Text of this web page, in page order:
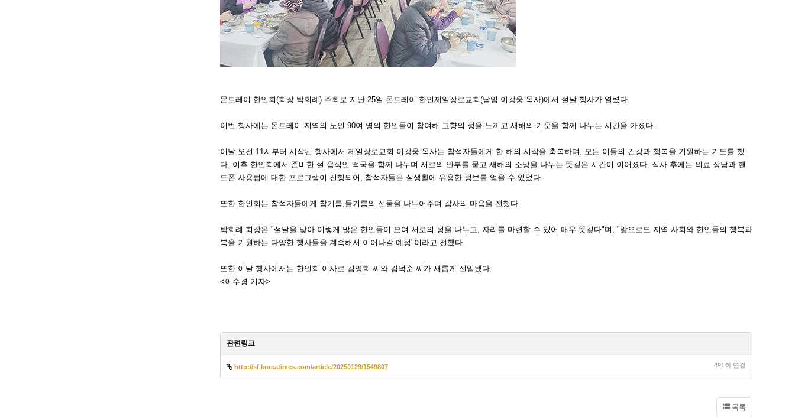
몬트레이 한인회(회장 박희례) 주최로 지난 25일 몬트레이 한인제일장로교회(담임 이강웅 목사)에서 설날 행사가 열렸다.
이번 행사에는 몬트레이 지역의 노인 90여 명의 한인들이 참여해 고향의 정을 느끼고 새해의 기운을 함께 나누는 시간을 가졌다.
이날 오전 11시부터 시작된 행사에서 제일장로교회 이강웅 목사는 참석자들에게 한 해의 시작을 축복하며, 모든 이들의 건강과 행복을 기원하는 기도를 했
다. 이후 한인회에서 준비한 설 음식인 떡국을 함께 나누며 서로의 안부를 묻고 새해의 소망을 나누는 뜻깊은 시간이 이어졌다. 식사 후에는 의료 상담과 핸
드폰 사용법에 대한 프로그램이 진행되어, 참석자들은 실생활에 유용한 정보를 얻을 수 있었다.
또한 한인회는 참석자들에게 참기름,들기름의 선물을 나누어주며 감사의 마음을 전했다.
박희례 회장은 "설날을 맞아 이렇게 많은 한인들이 모여 서로의 정을 나누고, 자리를 마련할 수 있어 매우 뜻깊다"며, "앞으로도 지역 사회와 한인들의 행복과
복을 기원하는 다양한 행사들을 계속해서 이어나갈 예정"이라고 전했다.
또한 이날 행사에서는 한인회 이사로 김영희 씨와 김덕순 씨가 새롭게 선임됐다.
<이수경 기자>
관련링크
http://sf.koreatimes.com/article/20250129/1549807 491회 연결
목록